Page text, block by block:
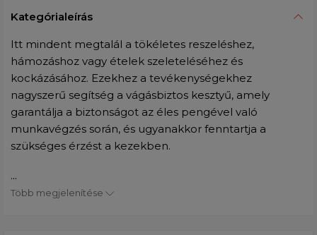
Kategórialeírás
Itt mindent megtalál a tökéletes reszeléshez,
hámozáshoz vagy ételek szeleteléséhez és
kockázásához. Ezekhez a tevékenységekhez
nagyszerű segítség a vágásbiztos kesztyű, amely
garantálja a biztonságot az éles pengével való
munkavégzés során, és ugyanakkor fenntartja a
szükséges érzést a kezekben.
...
Több megjelenítése